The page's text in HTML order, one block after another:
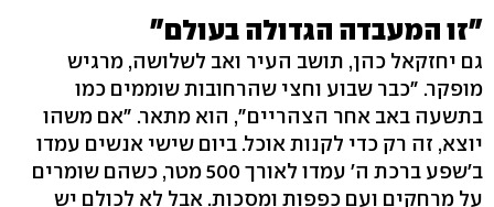
"זו המעבדה הגדולה בעולם"
גם יחזקאל כהן, תושב העיר ואב לשלושה, מרגיש
מופקר. "כבר שבוע וחצי שהרחובות שוממים כמו
בתשעה באב אחר הצהריים", הוא מתאר. "אם משהו
יוצא, זה רק כדי לקנות אוכל. ביום שישי אנשים עמדו
ב'שפע ברכת ה' עמדו לאורך 500 מטר, כשהם שומרים
על מרחקים ועם כפפות ומסכות. אבל לא לכולם יש